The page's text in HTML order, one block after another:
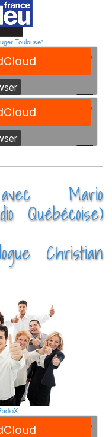
Toulouse"
Mario
Québécoise)
Christian